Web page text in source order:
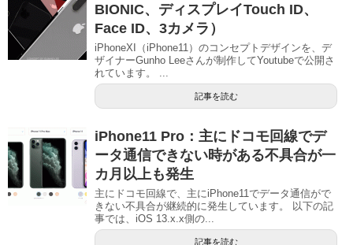
BIONIC、ディスプレイTouch ID、
Face ID、3カメラ）
iPhoneXI（iPhone11）のコンセプトデザインを、デ
ザイナーGunho Leeさんが制作してYoutubeで公開さ
れています。 ...
記事を読む
iPhone11 Pro：主にドコモ回線でデ
ータ通信できない時がある不具合が一
カ月以上も発生
主にドコモ回線で、主にiPhone11でデータ通信がで
きない不具合が継続的に発生しています。 以下の記
事では、iOS 13.x.x側の...
記事を読む